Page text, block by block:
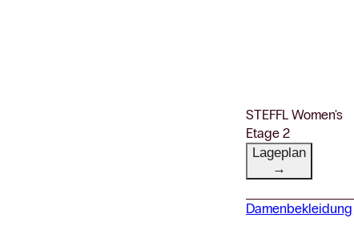
STEFFL Women's
Etage 2
Lageplan
→
Damenbekleidung